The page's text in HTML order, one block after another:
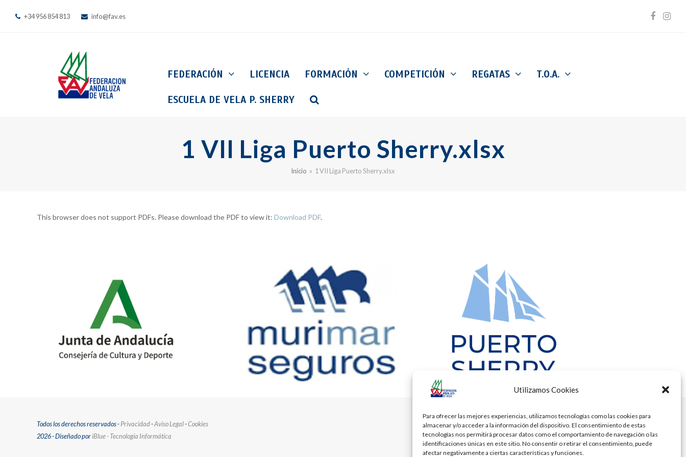
Utilizamos Cookies
Para ofrecer las mejores experiencias, utilizamos tecnologías como las cookies para
almacenar y/o acceder a la información del dispositivo. El consentimiento de estas
tecnologías nos permitirá procesar datos como el comportamiento de navegación o las
identificaciones únicas en este sitio. No consentir o retirar el consentimiento, puede
afectar negativamente a ciertas características y funciones.
+34 956 854 813 info@fav.es
FEDERACIÓN LICENCIA FORMACIÓN COMPETICIÓN REGATAS T.O.A.
ESCUELA DE VELA P. SHERRY
1 VII Liga Puerto Sherry.xlsx
Inicio » 1 VII Liga Puerto Sherry.xlsx
This browser does not support PDFs. Please download the PDF to view it: Download PDF.
Todos los derechos reservados -Privacidad-Aviso Legal-Cookies
2026 - Diseñado poriBlue - Tecnología Informática